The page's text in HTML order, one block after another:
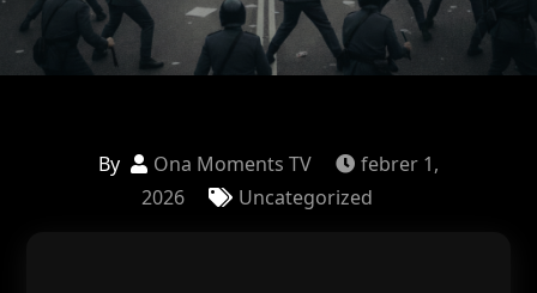
By Ona Moments TV
febrer 1,
2026
Uncategorized